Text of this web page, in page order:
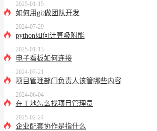
2025-01-15
如何用git做团队开发
2024-07-29
python如何计算吸附能
2025-01-13
电子看板如何连接
2024-07-21
项目管理部门负责人该管哪些内容
2024-06-04
在工地怎么找项目管理员
2025-02-24
企业配套协作是指什么